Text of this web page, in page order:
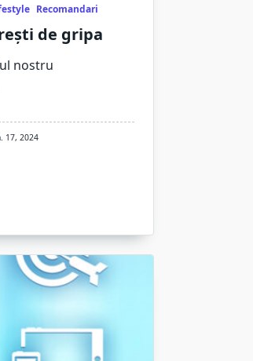
Recomandari
de gripa
nostru
17, 2024